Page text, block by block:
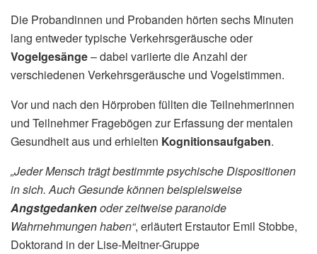
Die Probandinnen und Probanden hörten sechs Minuten
lang entweder typische Verkehrsgeräusche oder
Vogelgesänge– dabei variierte die Anzahl der
verschiedenen Verkehrsgeräusche und Vogelstimmen.
Vor und nach den Hörproben füllten die Teilnehmerinnen
und Teilnehmer Fragebögen zur Erfassung der mentalen
Gesundheit aus und erhielten Kognitionsaufgaben.
„Jeder Mensch trägt bestimmte psychische Dispositionen
in sich. Auch Gesunde können beispielsweise
Angstgedankenoder zeitweise paranoide
Wahrnehmungen haben“, erläutert Erstautor Emil Stobbe,
Doktorand in der Lise-Meitner-Gruppe